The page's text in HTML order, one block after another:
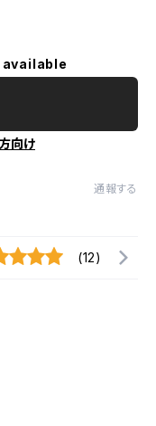
向け
通報する
(12)